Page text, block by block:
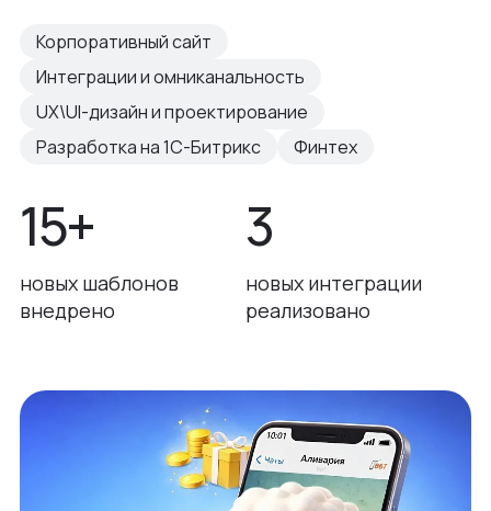
Корпоративный сайт
Интеграции и омниканальность
UX\UI-дизайн и проектирование
Разработка на 1С-Битрикс
Финтех
15+
новых шаблонов
внедрено
3
новых интеграции
реализовано